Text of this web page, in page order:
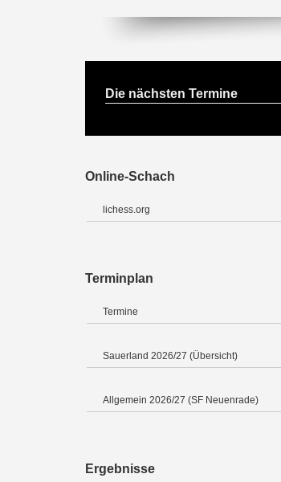
Die nächsten Termine
Online-Schach
lichess.org
Terminplan
Termine
Sauerland 2026/27 (Übersicht)
Allgemein 2026/27 (SF Neuenrade)
Ergebnisse